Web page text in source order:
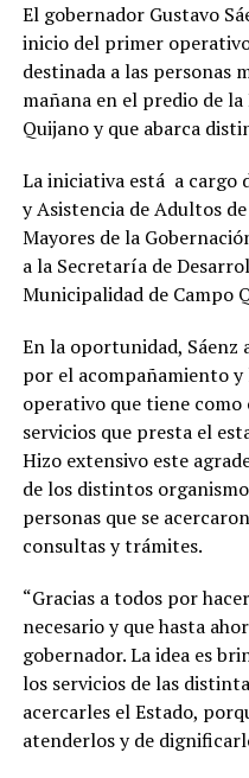
El gobernador Gustavo
inicio del primer
destinada a las personas
mañana en el predio de
Quijano y que abarca
La iniciativa está a cargo
y Asistencia de Adultos
Mayores de la
a la Secretaría de
Municipalidad de Campo
En la oportunidad,
por el acompañamiento
operativo que tiene
servicios que presta el
Hizo extensivo este
de los distintos
personas que se
consultas y trámites.
“Gracias a todos por
necesario y que hasta
gobernador. La idea es
los servicios de las
acercarles el Estado,
atenderlos y de